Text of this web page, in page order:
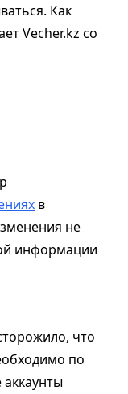
Как
Vecher.kz со
в
не
информации
что
по